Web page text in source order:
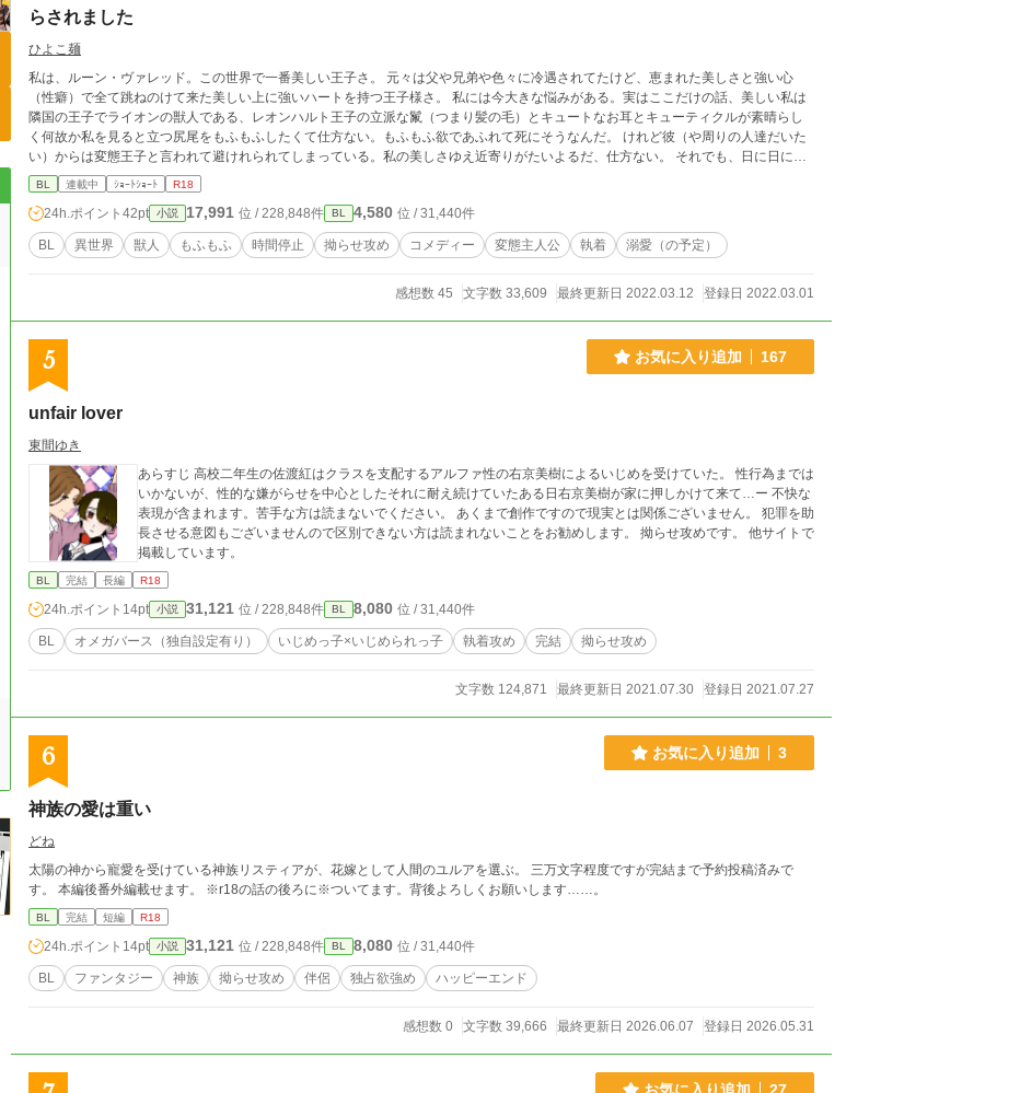
らされました
ひよこ麺
私は、ルーン・ヴァレッド。この世界で一番美しい王子さ。 元々は父や兄弟や色々に冷遇されてたけど、恵まれた美しさと強い心
（性癖）で全て跳ねのけて来た美しい上に強いハートを持つ王子様さ。 私には今大きな悩みがある。実はここだけの話、美しい私は
隣国の王子でライオンの獣人である、レオンハルト王子の立派な鬣（つまり髪の毛）とキュートなお耳とキューティクルが素晴らし
く何故か私を見ると立つ尻尾をもふもふしたくて仕方ない。もふもふ欲であふれて死にそうなんだ。 けれど彼（や周りの人達だいた
い）からは変態王子と言われて避けれられてしまっている。私の美しさゆえ近寄りがたいよるだ、仕方ない。 それでも、日に日に彼
をもふりたい欲求がたまりにたまり、ついになんでかしらないけど時を止める力を身に着けたらしい。神は僕に二物を与えてくださ
ったようだ。 時を止めて美しい私は、定番のエッチなことでなくレオンハルト王子を思う存分もふもふした。もふもふ欲を満たして
笑顔で立ち去ろうとした時……。 「お前、この俺の体を好き勝手に触って、ただですむと思っているのか？？」 美しい私の首根っこ
を掴み艶やかに微笑むレオンハルト王子、しかも多分間違いなくなんかこう顔が赤く上気していて、更にズボンの上からでも分かる
膨らみが股間に……。 「だめだよ！！私には婚約者もいないし、手を繋いだこともまだキスもしたことがない、獣欲を抑えておく
BL 連載中 ｼｮｰﾄｼｮｰﾄ R18
24h.ポイント 42pt 小説 17,991 位 / 228,848件 BL 4,580 位 / 31,440件
BL 異世界 獣人 もふもふ 時間停止 拗らせ攻め コメディー 変態主人公 執着 溺愛（の予定）
感想数 45 文字数 33,609 最終更新日 2022.03.12 登録日 2022.03.01
5 お気に入り追加 167
unfair lover
東間ゆき
あらすじ 高校二年生の佐渡紅はクラスを支配するアルファ性の右京美樹によるいじめを受けていた。 性行為までは
いかないが、性的な嫌がらせを中心としたそれに耐え続けていたある日右京美樹が家に押しかけて来て…ー 不快な
表現が含まれます。苦手な方は読まないでください。 あくまで創作ですので現実とは関係ございません。 犯罪を助
長させる意図もございませんので区別できない方は読まれないことをお勧めします。 拗らせ攻めです。 他サイトで
掲載しています。
BL 完結 長編 R18
24h.ポイント 14pt 小説 31,121 位 / 228,848件 BL 8,080 位 / 31,440件
BL オメガバース（独自設定有り） いじめっ子×いじめられっ子 執着攻め 完結 拗らせ攻め
文字数 124,871 最終更新日 2021.07.30 登録日 2021.07.27
6 お気に入り追加 3
神族の愛は重い
どね
太陽の神から寵愛を受けている神族リスティアが、花嫁として人間のユルアを選ぶ。 三万文字程度ですが完結まで予約投稿済みで
す。 本編後番外編載せます。 ※r18の話の後ろに※ついてます。背後よろしくお願いします……。
BL 完結 短編 R18
24h.ポイント 14pt 小説 31,121 位 / 228,848件 BL 8,080 位 / 31,440件
BL ファンタジー 神族 拗らせ攻め 伴侶 独占欲強め ハッピーエンド
感想数 0 文字数 39,666 最終更新日 2026.06.07 登録日 2026.05.31
お気に入り追加 27